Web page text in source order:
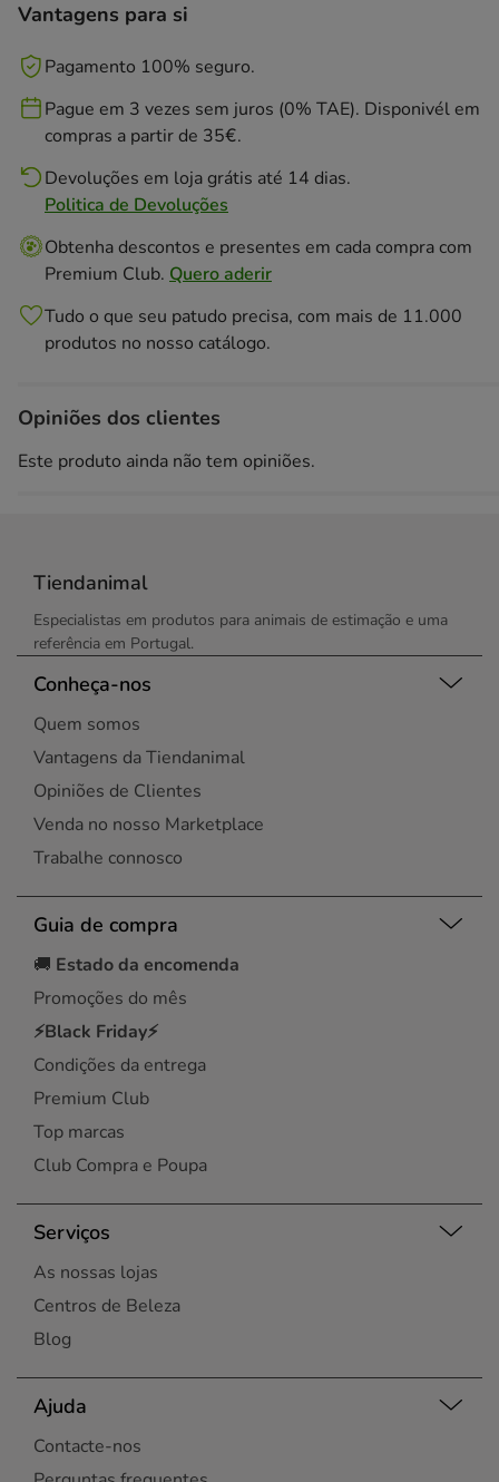
Vantagens para si
Pagamento 100% seguro.
Pague em 3 vezes sem juros (0% TAE). Disponivél em
compras a partir de 35€.
Devoluções em loja grátis até 14 dias.
Politica de Devoluções
Obtenha descontos e presentes em cada compra com
Premium Club. Quero aderir
Tudo o que seu patudo precisa, com mais de 11.000
produtos no nosso catálogo.
Opiniões dos clientes
Este produto ainda não tem opiniões.
Tiendanimal
Especialistas em produtos para animais de estimação e uma
referência em Portugal.
Conheça-nos
Quem somos
Vantagens da Tiendanimal
Opiniões de Clientes
Venda no nosso Marketplace
Trabalhe connosco
Guia de compra
🚚 Estado da encomenda
Promoções do mês
⚡Black Friday⚡
Condições da entrega
Premium Club
Top marcas
Club Compra e Poupa
Serviços
As nossas lojas
Centros de Beleza
Blog
Ajuda
Contacte-nos